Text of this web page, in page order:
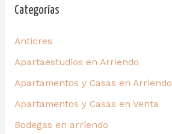
Categorías
Anticres
Apartaestudios en Arriendo
Apartamentos y Casas en Arriendo
Apartamentos y Casas en Venta
Bodegas en arriendo